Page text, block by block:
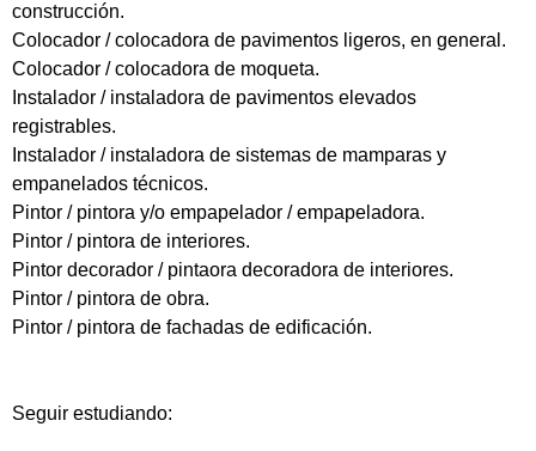
construcción.
Colocador / colocadora de pavimentos ligeros, en general.
Colocador / colocadora de moqueta.
Instalador / instaladora de pavimentos elevados
registrables.
Instalador / instaladora de sistemas de mamparas y
empanelados técnicos.
Pintor / pintora y/o empapelador / empapeladora.
Pintor / pintora de interiores.
Pintor decorador / pintaora decoradora de interiores.
Pintor / pintora de obra.
Pintor / pintora de fachadas de edificación.
Seguir estudiando: